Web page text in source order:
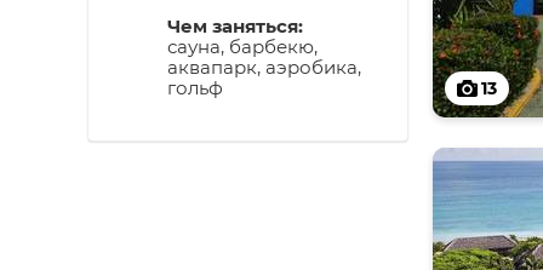
Чем заняться:
сауна, барбекю,
аквапарк, аэробика,
гольф
13